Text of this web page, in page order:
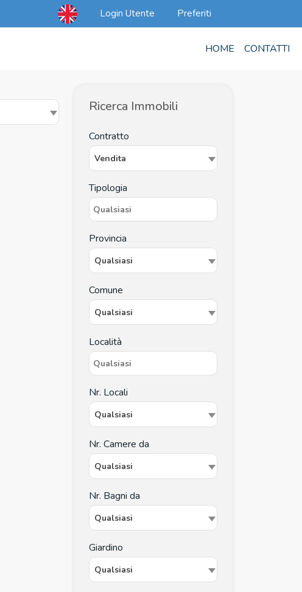
Login Utente Preferiti
HOME CONTATTI
Ricerca Immobili
Contratto
Vendita
Tipologia
Provincia
Qualsiasi
Comune
Qualsiasi
Località
Nr. Locali
Qualsiasi
Nr. Camere da
Qualsiasi
Nr. Bagni da
Qualsiasi
Giardino
Qualsiasi